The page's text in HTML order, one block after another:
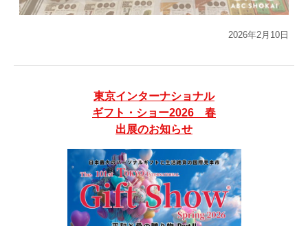
2026年2月10日
東京インターナショナル
ギフト・ショー2026 春
出展のお知らせ